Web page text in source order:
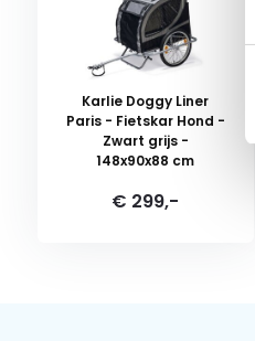
136x92x93cm
Karlie Doggy Liner
Paris - Fietskar Hond -
Zwart grijs -
148x90x88 cm
€ 299,-